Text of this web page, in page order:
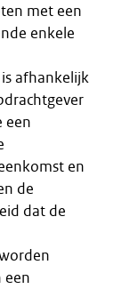
met een
enkele
afhankelijk
een
en
de
dat de
een